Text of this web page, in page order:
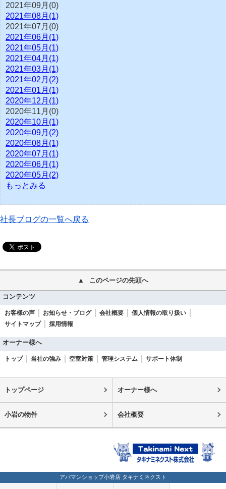
2021年09月(0)
2021年08月(1)
2021年07月(0)
2021年06月(1)
2021年05月(1)
2021年04月(1)
2021年03月(1)
2021年02月(2)
2021年01月(1)
2020年12月(1)
2020年11月(0)
2020年10月(1)
2020年09月(2)
2020年08月(1)
2020年07月(1)
2020年06月(1)
2020年05月(2)
もっとみる
社長ブログの一覧へ戻る
このページの先頭へ
コンテンツ
お客様の声 お知らせ・ブログ 会社概要
個人情報の取り扱い
サイトマップ
採用情報
オーナー様へ
トップ 当社の強み 空室対策 管理システム サポート体制
トップページ オーナー様へ
小岩の物件 会社概要
アパマンショップ小岩店 タキナミネクスト